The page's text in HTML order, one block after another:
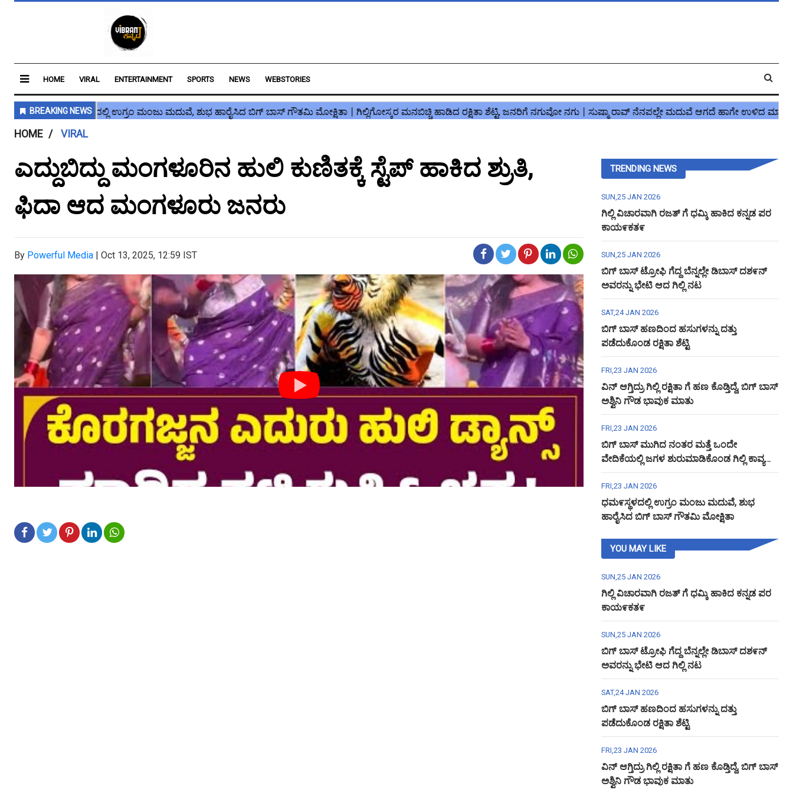
HOME VIRAL ENTERTAINMENT SPORTS NEWS WEBSTORIES
HOME VIRAL
ಎದ್ದುಬಿದ್ದು ಮಂಗಳೂರಿನ ಹುಲಿ ಕುಣಿತಕ್ಕೆ ಸ್ಟೆಪ್ ಹಾಕಿದ ಶ್ರುತಿ,
ಫಿದಾ ಆದ ಮಂಗಳೂರು ಜನರು
By Powerful Media | Oct 13, 2025, 12:59 IST
TRENDING NEWS
SUN,25 JAN 2026
ಗಿಲ್ಲಿ ವಿಚಾರವಾಗಿ ರಜತ್ ಗೆ ಧಮ್ಕಿ ಹಾಕಿದ ಕನ್ನಡ ಪರ
ಕಾಯ೯ಕತ೯
SUN,25 JAN 2026
ಬಿಗ್ ಬಾಸ್ ಟ್ರೋಫಿ ಗೆದ್ದ ಬೆನ್ನಲ್ಲೇ ಡಿಬಾಸ್ ದಶ೯ನ್
ಅವರನ್ನು ಭೇಟಿ ಆದ ಗಿಲ್ಲಿ ನಟ
SAT,24 JAN 2026
ಬಿಗ್ ಬಾಸ್ ಹಣದಿಂದ ಹಸುಗಳನ್ನು ದತ್ತು
ಪಡೆದುಕೊಂಡ ರಕ್ಷಿತಾ ಶೆಟ್ಟಿ
FRI,23 JAN 2026
ವಿನ್ ಆಗ್ತಿದ್ರು ಗಿಲ್ಲಿ ರಕ್ಷಿತಾ ಗೆ ಹಣ ಕೊಡ್ತಿದ್ದೆ, ಬಿಗ್ ಬಾಸ್
ಅಶ್ವಿನಿ ಗೌಡ ಭಾವುಕ ಮಾತು
FRI,23 JAN 2026
ಬಿಗ್ ಬಾಸ್ ಮುಗಿದ ನಂತರ ಮತ್ತೆ ಒಂದೇ
ವೇದಿಕೆಯಲ್ಲಿ ಜಗಳ ಶುರುಮಾಡಿಕೊಂಡ ಗಿಲ್ಲಿ ಕಾವ್ಯ
ಅಶ್ವಿನಿ ಗೌಡ
FRI,23 JAN 2026
ಧಮ೯ಸ್ಥಳದಲ್ಲಿ ಉಗ್ರಂ ಮಂಜು ಮದುವೆ, ಶುಭ
ಹಾರೈಸಿದ ಬಿಗ್ ಬಾಸ್ ಗೌತಮಿ ಮೋಕ್ಷಿತಾ
YOU MAY LIKE
SUN,25 JAN 2026
ಗಿಲ್ಲಿ ವಿಚಾರವಾಗಿ ರಜತ್ ಗೆ ಧಮ್ಕಿ ಹಾಕಿದ ಕನ್ನಡ ಪರ
ಕಾಯ೯ಕತ೯
SUN,25 JAN 2026
ಬಿಗ್ ಬಾಸ್ ಟ್ರೋಫಿ ಗೆದ್ದ ಬೆನ್ನಲ್ಲೇ ಡಿಬಾಸ್ ದಶ೯ನ್
ಅವರನ್ನು ಭೇಟಿ ಆದ ಗಿಲ್ಲಿ ನಟ
SAT,24 JAN 2026
ಬಿಗ್ ಬಾಸ್ ಹಣದಿಂದ ಹಸುಗಳನ್ನು ದತ್ತು
ಪಡೆದುಕೊಂಡ ರಕ್ಷಿತಾ ಶೆಟ್ಟಿ
FRI,23 JAN 2026
ವಿನ್ ಆಗ್ತಿದ್ರು ಗಿಲ್ಲಿ ರಕ್ಷಿತಾ ಗೆ ಹಣ ಕೊಡ್ತಿದ್ದೆ, ಬಿಗ್ ಬಾಸ್
ಅಶ್ವಿನಿ ಗೌಡ ಭಾವುಕ ಮಾತು